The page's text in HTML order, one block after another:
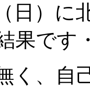
日）に
果です
く、自